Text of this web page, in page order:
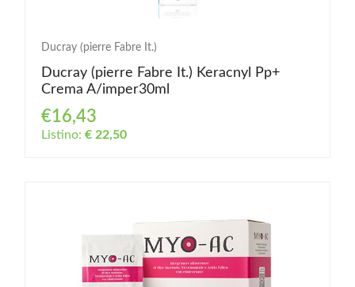
Ducray (pierre Fabre It.)
Ducray (pierre Fabre It.) Keracnyl Pp+
Crema A/imper30ml
€16,43
Listino: € 22,50